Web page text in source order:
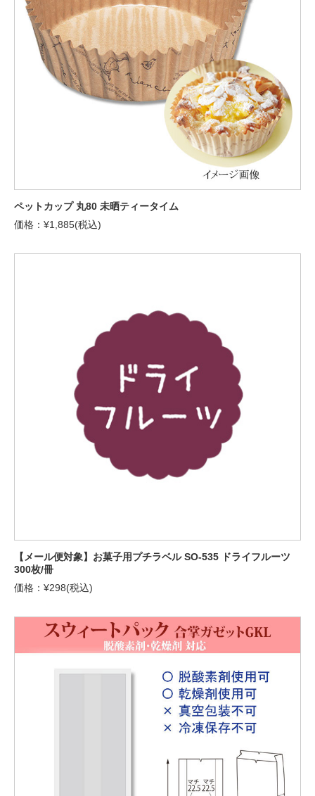
ペットカップ 丸80 未晒ティータイム
価格：¥1,885(税込)
【メール便対象】お菓子用プチラベル SO-535 ドライフルーツ
300枚/冊
価格：¥298(税込)